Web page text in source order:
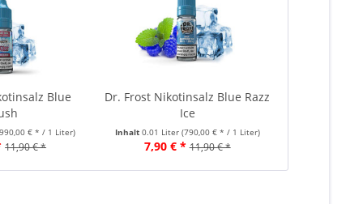
Blue
€ * / 1 Liter)
11,90 € *
Dr. Frost Nikotinsalz Blue Razz
Ice
Inhalt 0.01 Liter (790,00 € * / 1 Liter)
7,90 € * 11,90 € *